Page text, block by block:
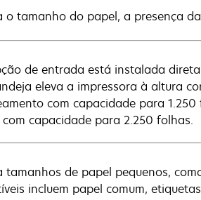
o tamanho do papel, a presença
de entrada está instalada
eleva a impressora à altura
com capacidade para
capacidade para 2.250 folhas.
tamanhos de papel pequenos,
incluem papel comum,